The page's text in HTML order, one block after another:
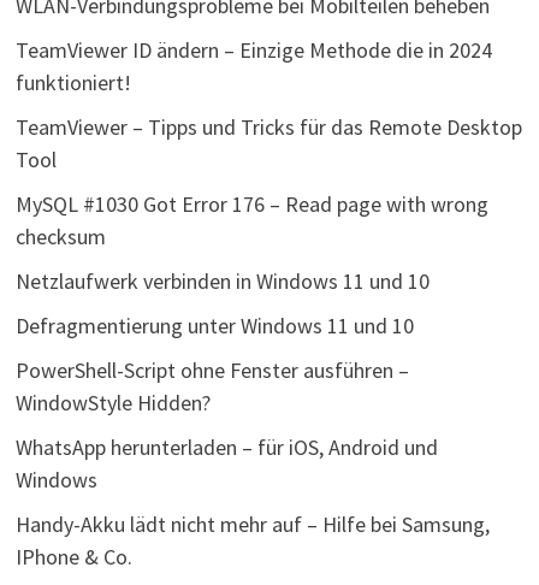
TeamViewer ID ändern – Einzige Methode die in 2024
funktioniert!
TeamViewer – Tipps und Tricks für das Remote Desktop
Tool
MySQL #1030 Got Error 176 – Read page with wrong
checksum
Netzlaufwerk verbinden in Windows 11 und 10
Defragmentierung unter Windows 11 und 10
PowerShell-Script ohne Fenster ausführen –
WindowStyle Hidden?
WhatsApp herunterladen – für iOS, Android und
Windows
Handy-Akku lädt nicht mehr auf – Hilfe bei Samsung,
IPhone & Co.